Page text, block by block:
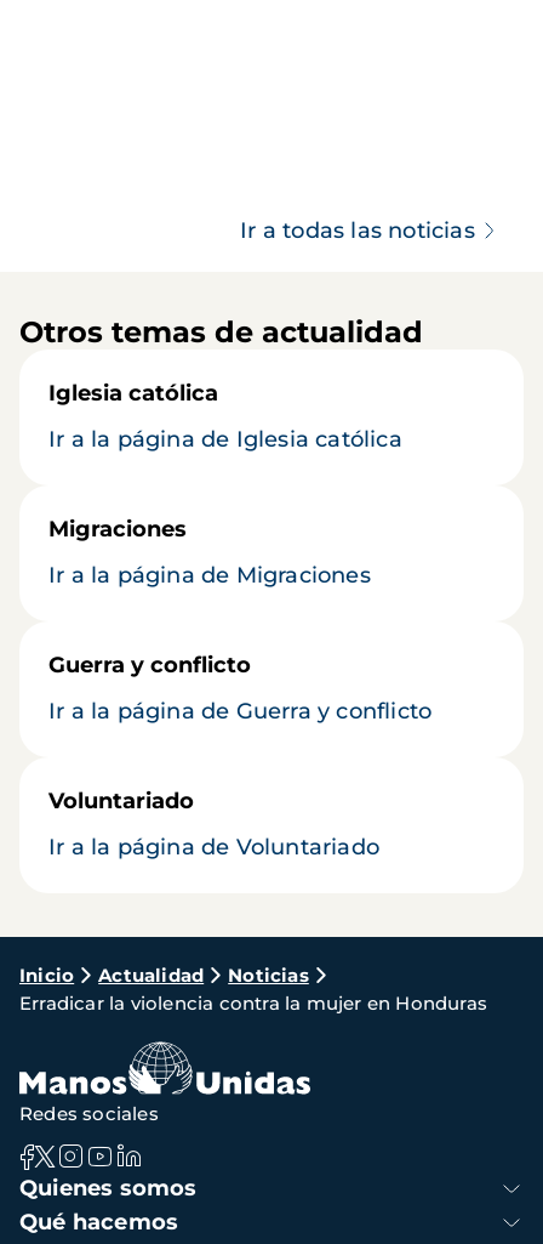
Ir a todas las noticias
Otros temas de actualidad
Iglesia católica
Ir a la página de Iglesia católica
Migraciones
Ir a la página de Migraciones
Guerra y conflicto
Ir a la página de Guerra y conflicto
Voluntariado
Ir a la página de Voluntariado
Ruta
de
navegación
Inicio Actualidad
Noticias
Erradicar la violencia contra la mujer en Honduras
Navegación
principal
Quienes somos
Qué hacemos
Redes sociales